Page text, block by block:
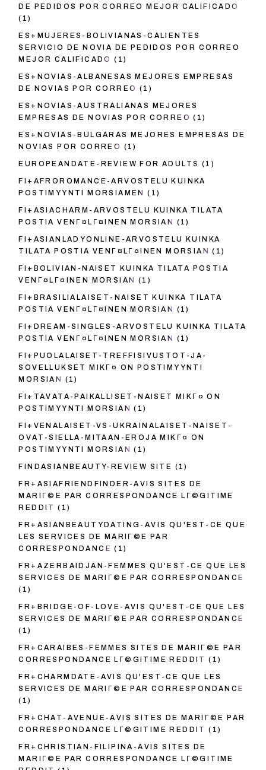
DE PEDIDOS POR CORREO MEJOR CALIFICADO
(1)
ES+MUJERES-BOLIVIANAS-CALIENTES
SERVICIO DE NOVIA DE PEDIDOS POR CORREO
MEJOR CALIFICADO (1)
ES+NOVIAS-ALBANESAS MEJORES EMPRESAS
DE NOVIAS POR CORREO (1)
ES+NOVIAS-AUSTRALIANAS MEJORES
EMPRESAS DE NOVIAS POR CORREO (1)
ES+NOVIAS-BULGARAS MEJORES EMPRESAS DE
NOVIAS POR CORREO (1)
EUROPEANDATE-REVIEW FOR ADULTS (1)
FI+AFROROMANCE-ARVOSTELU KUINKA
POSTIMYYNTI MORSIAMEN
(1)
FI+ASIACHARM-ARVOSTELU KUINKA TILATA
POSTIA VENГ¤LГ¤INEN MORSIAN
(1)
FI+ASIANLADYONLINE-ARVOSTELU KUINKA
TILATA POSTIA VENГ¤LГ¤INEN MORSIAN (1)
FI+BOLIVIAN-NAISET KUINKA TILATA POSTIA
VENГ¤LГ¤INEN MORSIAN
(1)
FI+BRASILIALAISET-NAISET KUINKA TILATA
POSTIA VENГ¤LГ¤INEN MORSIAN
(1)
FI+DREAM-SINGLES-ARVOSTELU KUINKA TILATA
POSTIA VENГ¤LГ¤INEN MORSIAN
(1)
FI+PUOLALAISET-TREFFISIVUSTOT-JA-
SOVELLUKSET MIKГ¤ ON POSTIMYYNTI
MORSIAN
(1)
FI+TAVATA-PAIKALLISET-NAISET MIKГ¤ ON
POSTIMYYNTI MORSIAN (1)
FI+VENALAISET-VS-UKRAINALAISET-NAISET-
OVAT-SIELLA-MITAAN-EROJA MIKГ¤ ON
POSTIMYYNTI MORSIAN (1)
FINDASIANBEAUTY-REVIEW SITE (1)
FR+ASIAFRIENDFINDER-AVIS SITES DE
MARIГ©E PAR CORRESPONDANCE LГ©GITIME
REDDIT (1)
FR+ASIANBEAUTYDATING-AVIS QU'EST-CE QUE
LES SERVICES DE MARIГ©E PAR
CORRESPONDANCE (1)
FR+AZERBAIDJAN-FEMMES QU'EST-CE QUE LES
SERVICES DE MARIГ©E PAR CORRESPONDANCE
(1)
FR+BRIDGE-OF-LOVE-AVIS QU'EST-CE QUE LES
SERVICES DE MARIГ©E PAR CORRESPONDANCE
(1)
FR+CARAIBES-FEMMES SITES DE MARIГ©E PAR
CORRESPONDANCE LГ©GITIME REDDIT (1)
FR+CHARMDATE-AVIS QU'EST-CE QUE LES
SERVICES DE MARIГ©E PAR CORRESPONDANCE
(1)
FR+CHAT-AVENUE-AVIS SITES DE MARIГ©E PAR
CORRESPONDANCE LГ©GITIME REDDIT (1)
FR+CHRISTIAN-FILIPINA-AVIS SITES DE
MARIГ©E PAR CORRESPONDANCE LГ©GITIME